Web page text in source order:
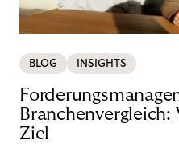
BLOG INSIGHTS
Ziel